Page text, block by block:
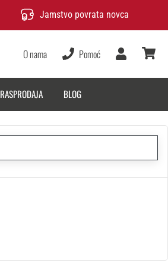
Jamstvo povrata novca
O nama Pomoć
Korisnik
RASPRODAJA BLOG